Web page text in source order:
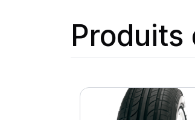
Produits